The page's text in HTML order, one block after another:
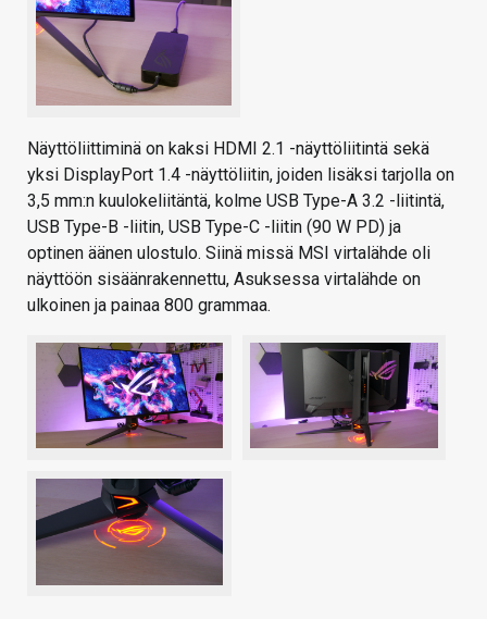
Näyttöliittiminä on kaksi HDMI 2.1 -näyttöliitintä sekä
yksi DisplayPort 1.4 -näyttöliitin, joiden lisäksi tarjolla on
3,5 mm:n kuulokeliitäntä, kolme USB Type-A 3.2 -liitintä,
USB Type-B -liitin, USB Type-C -liitin (90 W PD) ja
optinen äänen ulostulo. Siinä missä MSI virtalähde oli
näyttöön sisäänrakennettu, Asuksessa virtalähde on
ulkoinen ja painaa 800 grammaa.